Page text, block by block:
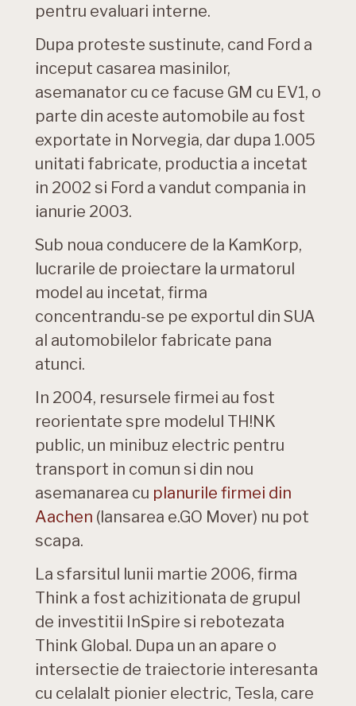
pentru evaluari interne.
Dupa proteste sustinute, cand Ford a
inceput casarea masinilor,
asemanator cu ce facuse GM cu EV1, o
parte din aceste automobile au fost
exportate in Norvegia, dar dupa 1.005
unitati fabricate, productia a incetat
in 2002 si Ford a vandut compania in
ianurie 2003.
Sub noua conducere de la KamKorp,
lucrarile de proiectare la urmatorul
model au incetat, firma
concentrandu-se pe exportul din SUA
al automobilelor fabricate pana
atunci.
In 2004, resursele firmei au fost
reorientate spre modelul TH!NK
public, un minibuz electric pentru
transport in comun si din nou
asemanarea cu planurile firmei din
Aachen (lansarea e.GO Mover) nu pot
scapa.
La sfarsitul lunii martie 2006, firma
Think a fost achizitionata de grupul
de investitii InSpire si rebotezata
Think Global. Dupa un an apare o
intersectie de traiectorie interesanta
cu celalalt pionier electric, Tesla, care